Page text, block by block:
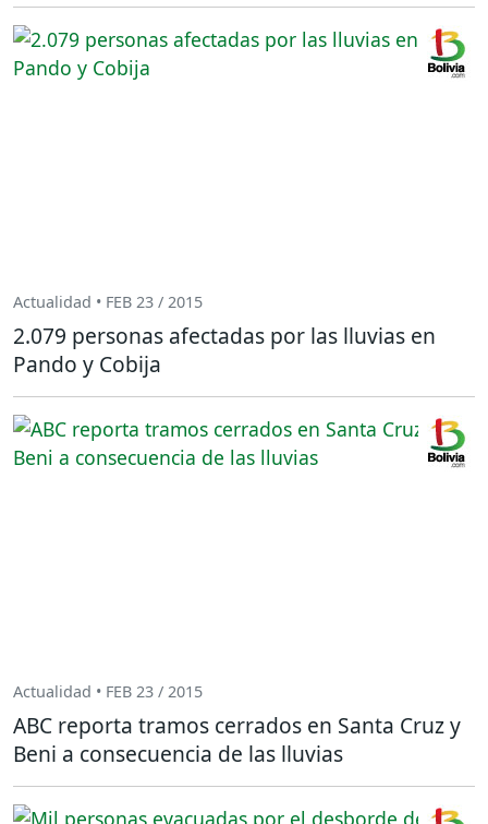
Actualidad • FEB 23 / 2015
2.079 personas afectadas por las lluvias en
Pando y Cobija
Actualidad • FEB 23 / 2015
ABC reporta tramos cerrados en Santa Cruz y
Beni a consecuencia de las lluvias